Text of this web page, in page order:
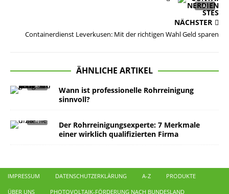
NÄCHSTER
Containerdienst Leverkusen: Mit der richtigen Wahl Geld sparen
ÄHNLICHE ARTIKEL
Wann ist professionelle Rohrreinigung
sinnvoll?
Der Rohrreinigungsexperte: 7 Merkmale
einer wirklich qualifizierten Firma
IMPRESSUM DATENSCHUTZERKLÄRUNG A-Z PRODUKTE
ÜBER UNS PHOTOVOLTAIK-FÖRDERUNG NACH BUNDESLAND